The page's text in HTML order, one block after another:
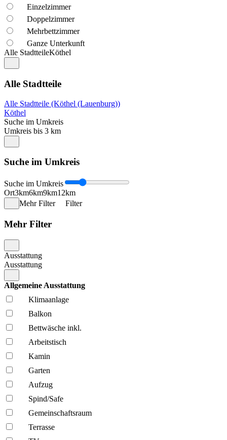
Einzelzimmer
Doppelzimmer
Mehrbettzimmer
Ganze Unterkunft
Alle StadtteileKöthel
Alle Stadtteile
Alle Stadtteile (Köthel (Lauenburg))
Köthel
Suche im Umkreis
Umkreis bis 3 km
Suche im Umkreis
Suche im Umkreis
Ort3km6km9km12km
Mehr Filter
Filter
Mehr Filter
Ausstattung
Ausstattung
Allgemeine Ausstattung
Klima­anlage
Balkon
Bettwäsche inkl.
Arbeitstisch
Kamin
Garten
Aufzug
Spind/Safe
Gemeinschafts­raum
Terrasse